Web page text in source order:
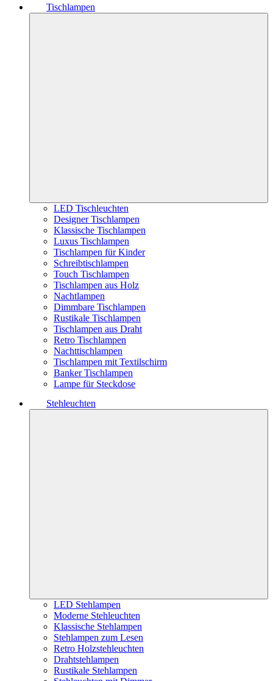
Tischlampen
LED Tischleuchten
Designer Tischlampen
Klassische Tischlampen
Luxus Tischlampen
Tischlampen für Kinder
Schreibtischlampen
Touch Tischlampen
Tischlampen aus Holz
Nachtlampen
Dimmbare Tischlampen
Rustikale Tischlampen
Tischlampen aus Draht
Retro Tischlampen
Nachttischlampen
Tischlampen mit Textilschirm
Banker Tischlampen
Lampe für Steckdose
Stehleuchten
LED Stehlampen
Moderne Stehleuchten
Klassische Stehlampen
Stehlampen zum Lesen
Retro Holzstehleuchten
Drahtstehlampen
Rustikale Stehlampen